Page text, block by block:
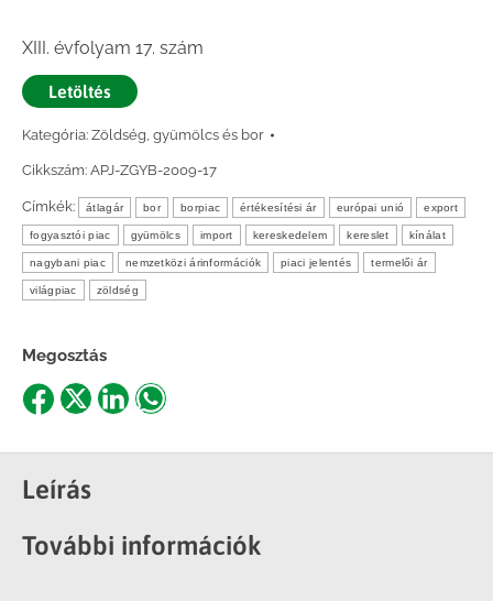
XIII. évfolyam 17. szám
Letöltés
Kategória: Zöldség, gyümölcs és bor
Cikkszám: APJ-ZGYB-2009-17
Címkék: átlagár bor borpiac értékesítési ár európai unió export
fogyasztói piac gyümölcs import kereskedelem kereslet kínálat
nagybani piac nemzetközi árinformációk piaci jelentés termelői ár
világpiac zöldség
Megosztás
Share
Facebook
Share
X
ShareShare
Leírás
További információk